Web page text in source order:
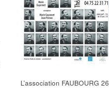
L’association FAUBOURG 26